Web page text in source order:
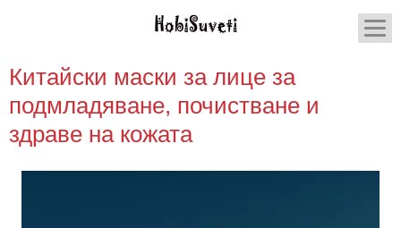
Китайски маски за лице за
подмладяване, почистване и
здраве на кожата